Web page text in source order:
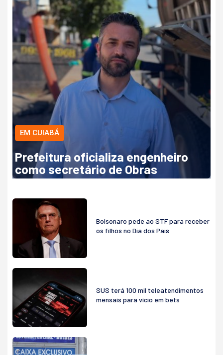
EM CUIABÁ
Prefeitura oficializa engenheiro
como secretário de Obras
Bolsonaro pede ao STF para receber
os filhos no Dia dos Pais
SUS terá 100 mil teleatendimentos
mensais para vício em bets